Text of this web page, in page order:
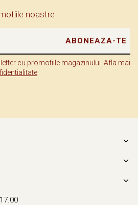
noastre
cu promotiile magazinului. Afla mai